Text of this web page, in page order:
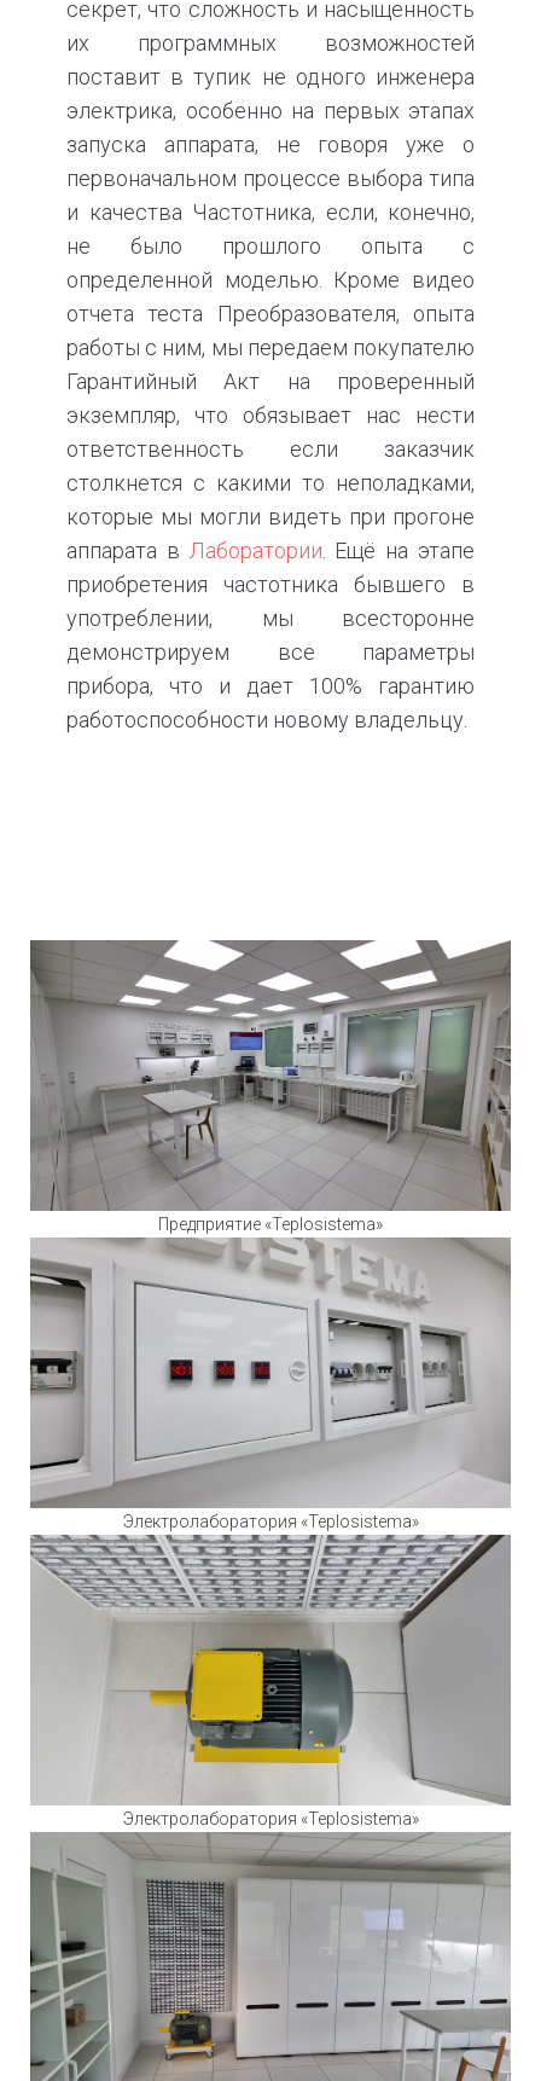
секрет, что сложность и насыщенность
их программных возможностей
поставит в тупик не одного инженера
электрика, особенно на первых этапах
запуска аппарата, не говоря уже о
первоначальном процессе выбора типа
и качества Частотника, если, конечно,
не было прошлого опыта с
определенной моделью. Кроме видео
отчета теста Преобразователя, опыта
работы с ним, мы передаем покупателю
Гарантийный Акт на проверенный
экземпляр, что обязывает нас нести
ответственность если заказчик
столкнется с какими то неполадками,
которые мы могли видеть при прогоне
аппарата в Лаборатории . Ещё на этапе
приобретения частотника бывшего в
употреблении, мы всесторонне
демонстрируем все параметры
прибора, что и дает 100% гарантию
работоспособности новому владельцу.
Предприятие «Teplosistema»
Электролаборатория «Teplosistema»
Электролаборатория «Teplosistema»